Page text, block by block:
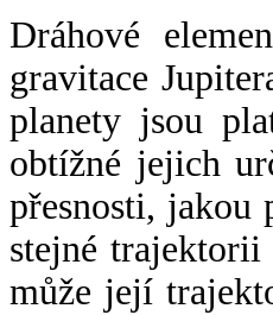
Dráhové
gravitace
planety jsou
obtížné jejich
přesnosti, jakou
stejné
může její